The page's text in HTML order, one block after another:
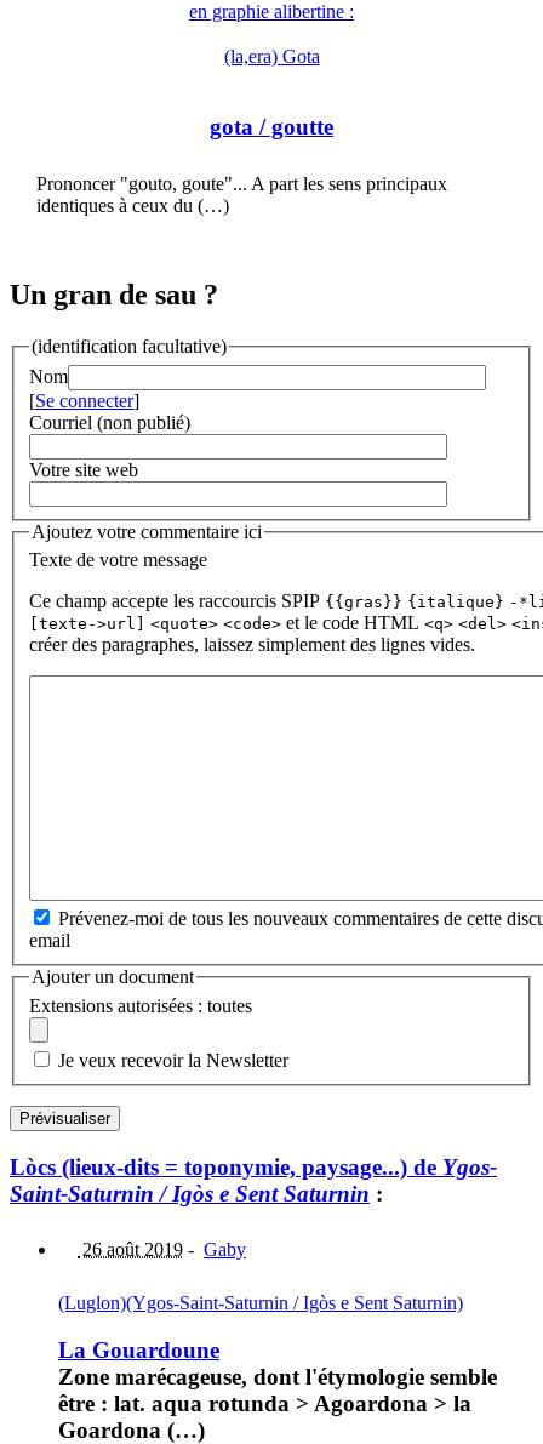
en graphie alibertine :
(la,era) Gota
gota / goutte
Prononcer "gouto, goute"... A part les sens principaux
identiques à ceux du (…)
Un gran de sau ?
(identification facultative)
Nom
[Se connecter]
Courriel (non publié)
Votre site web
Ajoutez votre commentaire ici
Texte de votre message
Ce champ accepte les raccourcis SPIP {{gras}} {italique} -
[texte->url]
<quote> <code> et le code HTML <q> <del>
créer des paragraphes, laissez simplement des lignes vides.
Prévenez-moi de tous les nouveaux commentaires de cette
email
Ajouter un document
Extensions autorisées : toutes
Je veux recevoir la Newsletter
Lòcs (lieux-dits = toponymie, paysage...) de Ygos-
Saint-Saturnin / Igòs e Sent Saturnin :
26 août 2019 - Gaby
(Luglon)(Ygos-Saint-Saturnin / Igòs e Sent Saturnin)
La Gouardoune
Zone marécageuse, dont l'étymologie semble
être : lat. aqua rotunda > Agoardona > la
Goardona (…)